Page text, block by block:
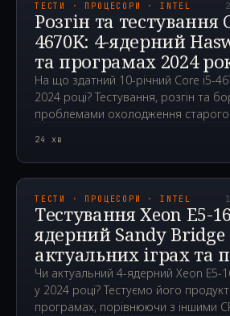
ТЕСТИ · ПРОЦЕСОРИ · INTEL
Розгін та тестування
4670K: 4-ядерний
та програмах 2024
На що здатний 10-річний Core i5-
2024 році? Тестування, розгін та
проблемами охолодження
24 хв
ТЕСТИ · ПРОЦЕСОРИ · INTEL
Тестування Xeon E5-
ядерний Sandy Bridge
актуальних іграх та
Чи актуальний 4-ядерний Xeon E5-
у 2024 році? Тестуємо його
програмах, порівнюючи з іншими